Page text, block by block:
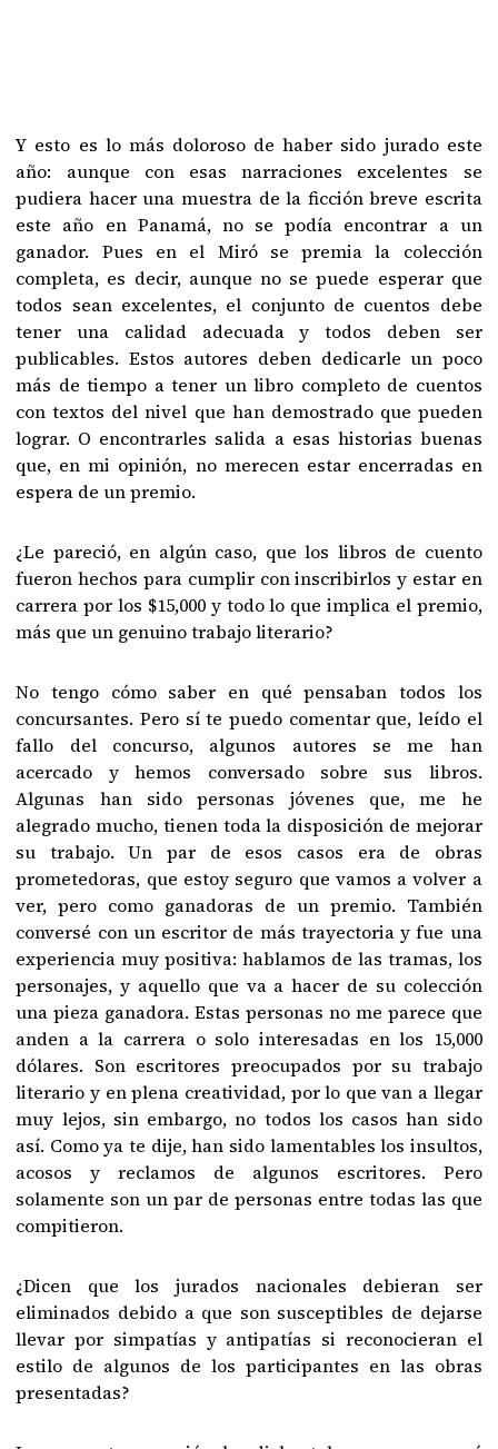
Y esto es lo más doloroso de haber sido jurado este
año: aunque con esas narraciones excelentes se
pudiera hacer una muestra de la ficción breve escrita
este año en Panamá, no se podía encontrar a un
ganador. Pues en el Miró se premia la colección
completa, es decir, aunque no se puede esperar que
todos sean excelentes, el conjunto de cuentos debe
tener una calidad adecuada y todos deben ser
publicables. Estos autores deben dedicarle un poco
más de tiempo a tener un libro completo de cuentos
con textos del nivel que han demostrado que pueden
lograr. O encontrarles salida a esas historias buenas
que, en mi opinión, no merecen estar encerradas en
espera de un premio.
¿Le pareció, en algún caso, que los libros de cuento
fueron hechos para cumplir con inscribirlos y estar en
carrera por los $15,000 y todo lo que implica el premio,
más que un genuino trabajo literario?
No tengo cómo saber en qué pensaban todos los
concursantes. Pero sí te puedo comentar que, leído el
fallo del concurso, algunos autores se me han
acercado y hemos conversado sobre sus libros.
Algunas han sido personas jóvenes que, me he
alegrado mucho, tienen toda la disposición de mejorar
su trabajo. Un par de esos casos era de obras
prometedoras, que estoy seguro que vamos a volver a
ver, pero como ganadoras de un premio. También
conversé con un escritor de más trayectoria y fue una
experiencia muy positiva: hablamos de las tramas, los
personajes, y aquello que va a hacer de su colección
una pieza ganadora. Estas personas no me parece que
anden a la carrera o solo interesadas en los 15,000
dólares. Son escritores preocupados por su trabajo
literario y en plena creatividad, por lo que van a llegar
muy lejos, sin embargo, no todos los casos han sido
así. Como ya te dije, han sido lamentables los insultos,
acosos y reclamos de algunos escritores. Pero
solamente son un par de personas entre todas las que
compitieron.
¿Dicen que los jurados nacionales debieran ser
eliminados debido a que son susceptibles de dejarse
llevar por simpatías y antipatías si reconocieran el
estilo de algunos de los participantes en las obras
presentadas?